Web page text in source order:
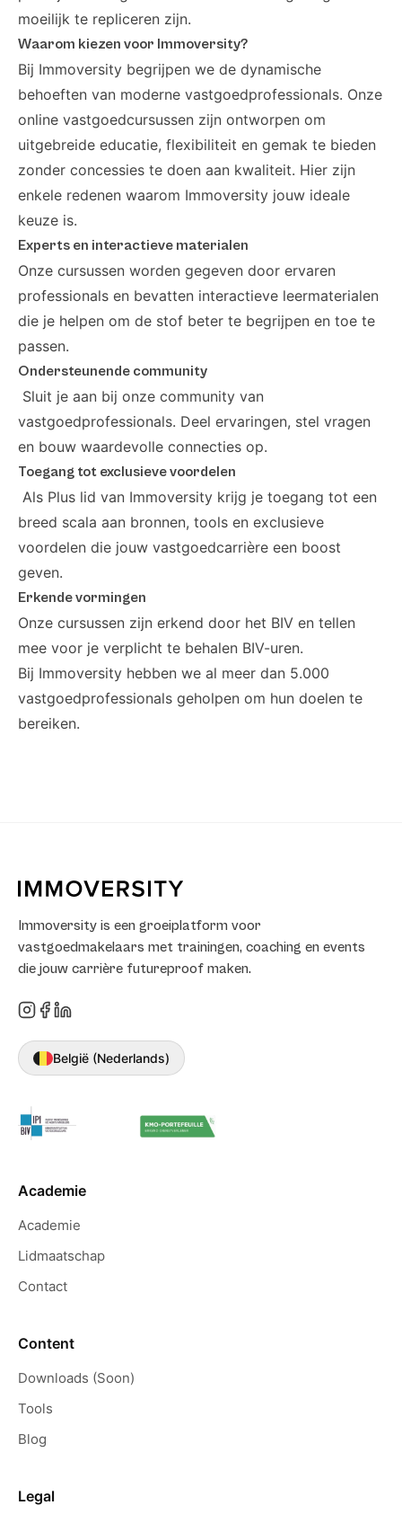
moeilijk te repliceren zijn.
Waarom kiezen voor Immoversity?
Bij Immoversity begrijpen we de dynamische
behoeften van moderne vastgoedprofessionals. Onze
online vastgoedcursussen zijn ontworpen om
uitgebreide educatie, flexibiliteit en gemak te bieden
zonder concessies te doen aan kwaliteit. Hier zijn
enkele redenen waarom Immoversity jouw ideale
keuze is.
Experts en interactieve materialen
Onze cursussen worden gegeven door ervaren
professionals en bevatten interactieve leermaterialen
die je helpen om de stof beter te begrijpen en toe te
passen.
Ondersteunende community
Sluit je aan bij onze community van
vastgoedprofessionals. Deel ervaringen, stel vragen
en bouw waardevolle connecties op.
Toegang tot exclusieve voordelen
Als Plus lid van Immoversity krijg je toegang tot een
breed scala aan bronnen, tools en exclusieve
voordelen die jouw vastgoedcarrière een boost
geven.
Erkende vormingen
Onze cursussen zijn erkend door het BIV en tellen
mee voor je verplicht te behalen BIV-uren.
Bij Immoversity hebben we al meer dan 5.000
vastgoedprofessionals geholpen om hun doelen te
bereiken.
Immoversity is een groeiplatform voor
vastgoedmakelaars met trainingen, coaching en events
die jouw carrière futureproof maken.
België (Nederlands)
Academie
Academie
Lidmaatschap
Contact
Content
Downloads (Soon)
Tools
Blog
Legal